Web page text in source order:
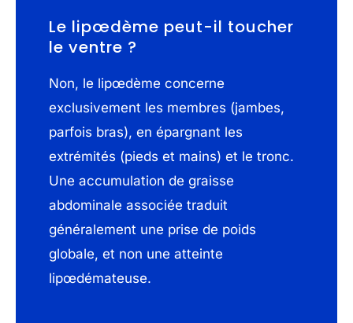
Le lipœdème peut-il toucher
le ventre ?
Non, le lipœdème concerne
exclusivement les membres (jambes,
parfois bras), en épargnant les
extrémités (pieds et mains) et le tronc.
Une accumulation de graisse
abdominale associée traduit
généralement une prise de poids
globale, et non une atteinte
lipœdémateuse.